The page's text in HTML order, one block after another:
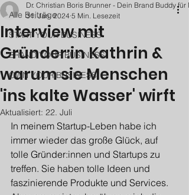
Alle Beiträge
START YOUR BUSINESS
BRAND YOUR BUSINESS
OWN YOUR BUSINESS
Interview mit
Gründer:in Kathrin &
warum sie Menschen
'ins kalte Wasser' wirft
Dr. Christian Boris Brunner - Dein Brand Buddy für
31. Jan. 2024 5 Min. Lesezeit
Aktualisiert: 22. Juli
In meinem Startup-Leben habe ich
immer wieder das große Glück, auf
tolle Gründer:innen und Startups zu
treffen. Sie haben tolle Ideen und
faszinierende Produkte und Services.